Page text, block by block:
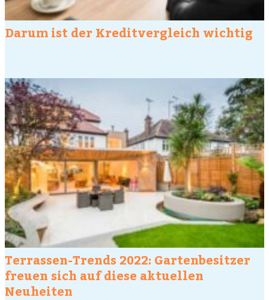
Darum ist der Kreditvergleich wichtig
Terrassen-Trends 2022: Gartenbesitzer
freuen sich auf diese aktuellen
Neuheiten